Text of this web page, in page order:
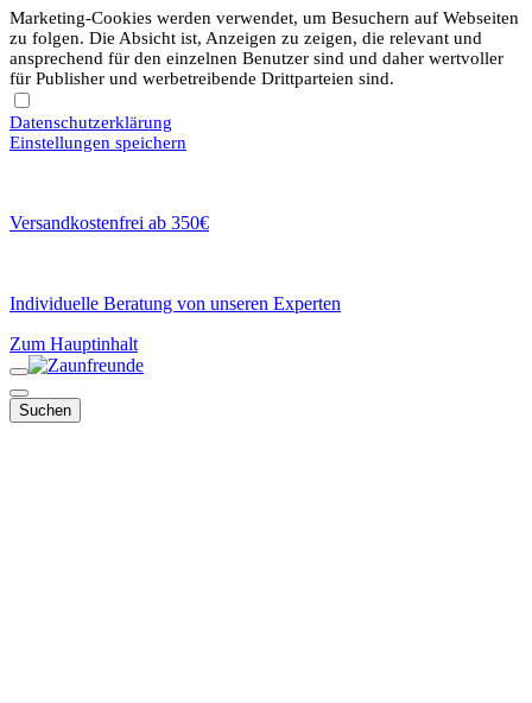
Marketing-Cookies werden verwendet, um Besuchern auf Webseiten
zu folgen. Die Absicht ist, Anzeigen zu zeigen, die relevant und
ansprechend für den einzelnen Benutzer sind und daher wertvoller
für Publisher und werbetreibende Drittparteien sind.
Datenschutzerklärung
Einstellungen speichern
Versandkostenfrei ab 350€
Individuelle Beratung von unseren Experten
Zum Hauptinhalt
Suchen